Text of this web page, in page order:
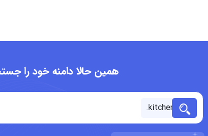
همین حالا دامنه خود را